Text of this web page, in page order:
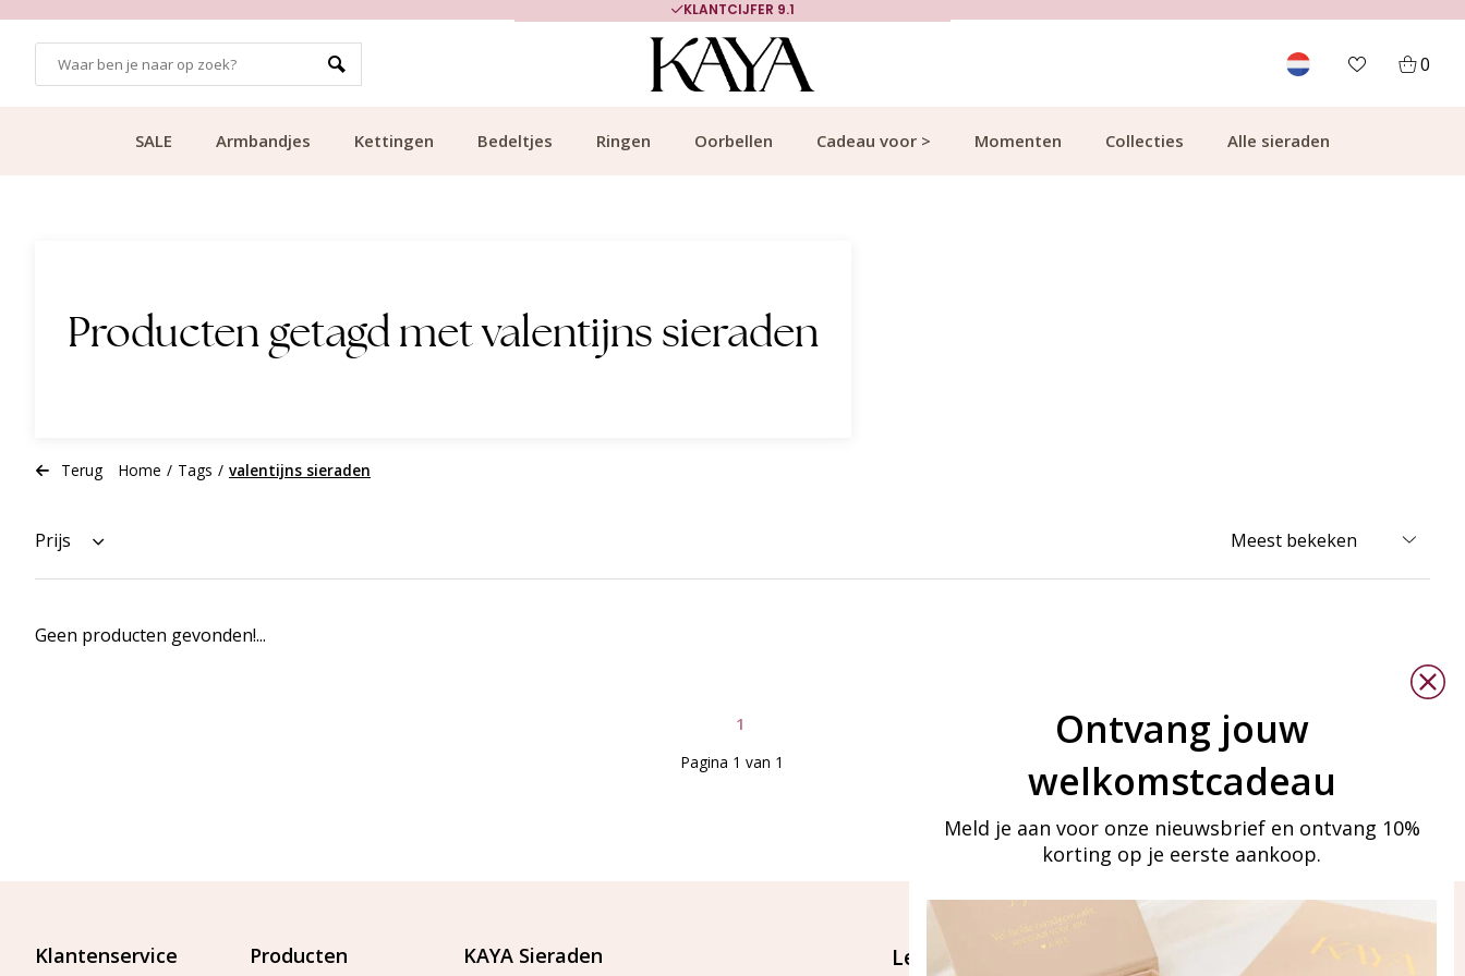
KLANTCIJFER 9.1
0
SALE Armbandjes Kettingen Bedeltjes Ringen Oorbellen Cadeau voor > Momenten Collecties Alle sieraden
Producten getagd met valentijns sieraden
Terug Home / Tags / valentijns sieraden
Prijs
Geen producten gevonden!...
1
Pagina 1 van 1
Klantenservice Producten KAYA Sieraden Let's stay in touch
Ontvang jouw
welkomstcadeau
Meld je aan voor onze nieuwsbrief en ontvang 10%
korting op je eerste aankoop.